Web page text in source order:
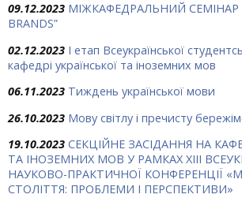
09.12.2023 МІЖКАФЕДРАЛЬНИЙ СЕМІНАР
BRANDS”
02.12.2023 І етап Всеукраїнської
кафедрі української та іноземних мов
06.11.2023 Тиждень української мови
26.10.2023 Мову світлу і пречисту
19.10.2023 СЕКЦІЙНЕ ЗАСІДАННЯ НА
ТА ІНОЗЕМНИХ МОВ У РАМКАХ ХIII
НАУКОВО-ПРАКТИЧНОЇ КОНФЕРЕНЦІЇ
СТОЛІТТЯ: ПРОБЛЕМИ І ПЕРСПЕКТИВИ»